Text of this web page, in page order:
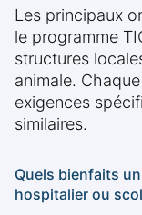
Les principaux
le programme
structures
animale.
exigences
similaires.
Quels bienfaits
hospitalier ou